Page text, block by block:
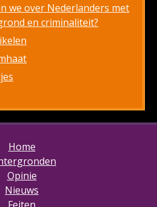
we over Nederlanders met
en criminaliteit?
Home
Opinie
Nieuws